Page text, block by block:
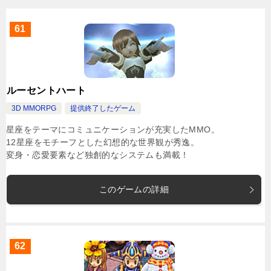
61
ルーセントハート
3D MMORPG 提供終了したゲーム
星座をテーマにコミュニケーションが充実したMMO。
12星座をモチーフとした幻想的な世界観が秀逸。
変身・恋愛要素など独創的なシステムも満載！
このゲームの詳細
62